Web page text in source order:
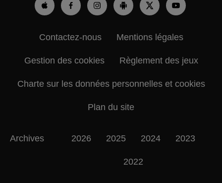
Contactez-nous Mentions légales
Gestion des cookies Règlement des jeux
Charte sur les données personnelles et cookies
Plan du site
Archives 2026 2025 2024 2023
2022